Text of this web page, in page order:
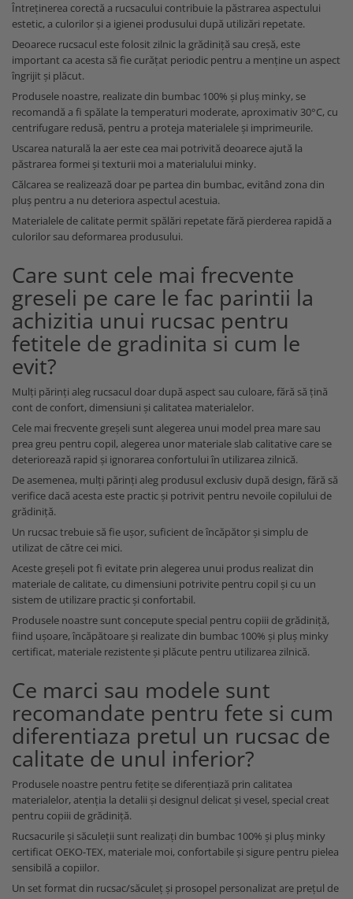
Întreținerea corectă a rucsacului contribuie la păstrarea aspectului
estetic, a culorilor și a igienei produsului după utilizări repetate.
Deoarece rucsacul este folosit zilnic la grădiniță sau creșă, este
important ca acesta să fie curățat periodic pentru a menține un aspect
îngrijit și plăcut.
Produsele noastre, realizate din bumbac 100% și pluș minky, se
recomandă a fi spălate la temperaturi moderate, aproximativ 30°C, cu
centrifugare redusă, pentru a proteja materialele și imprimeurile.
Uscarea naturală la aer este cea mai potrivită deoarece ajută la
păstrarea formei și texturii moi a materialului minky.
Călcarea se realizează doar pe partea din bumbac, evitând zona din
pluș pentru a nu deteriora aspectul acestuia.
Materialele de calitate permit spălări repetate fără pierderea rapidă a
culorilor sau deformarea produsului.
Care sunt cele mai frecvente
greseli pe care le fac parintii la
achizitia unui rucsac pentru
fetitele de gradinita si cum le
evit?
Mulți părinți aleg rucsacul doar după aspect sau culoare, fără să țină
cont de confort, dimensiuni și calitatea materialelor.
Cele mai frecvente greșeli sunt alegerea unui model prea mare sau
prea greu pentru copil, alegerea unor materiale slab calitative care se
deteriorează rapid și ignorarea confortului în utilizarea zilnică.
De asemenea, mulți părinți aleg produsul exclusiv după design, fără să
verifice dacă acesta este practic și potrivit pentru nevoile copilului de
grădiniță.
Un rucsac trebuie să fie ușor, suficient de încăpător și simplu de
utilizat de către cei mici.
Aceste greșeli pot fi evitate prin alegerea unui produs realizat din
materiale de calitate, cu dimensiuni potrivite pentru copil și cu un
sistem de utilizare practic și confortabil.
Produsele noastre sunt concepute special pentru copiii de grădiniță,
fiind ușoare, încăpătoare și realizate din bumbac 100% și pluș minky
certificat, materiale rezistente și plăcute pentru utilizarea zilnică.
Ce marci sau modele sunt
recomandate pentru fete si cum
diferentiaza pretul un rucsac de
calitate de unul inferior?
Produsele noastre pentru fetițe se diferențiază prin calitatea
materialelor, atenția la detalii și designul delicat și vesel, special creat
pentru copiii de grădiniță.
Rucsacurile și săculeții sunt realizați din bumbac 100% și pluș minky
certificat OEKO-TEX, materiale moi, confortabile și sigure pentru pielea
sensibilă a copiilor.
Un set format din rucsac/săculeț și prosopel personalizat are prețul de